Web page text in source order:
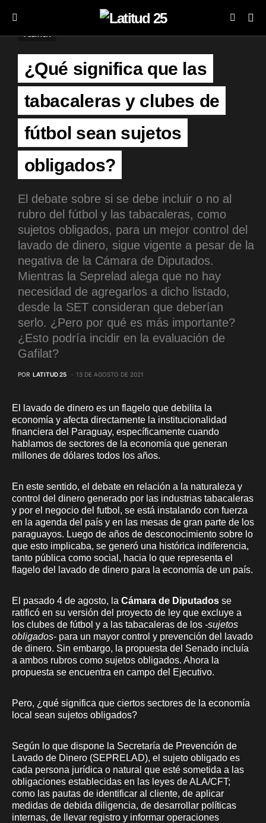
POLÍTICA
¿Qué significa que las
tabacaleras y clubes de
fútbol sean sujetos
obligados?
El debate sobre si se debe incluir o no al
rubro del fútbol y las tabacaleras, como
sujetos obligados, para un mejor control del
lavado de dinero, sigue vigente a pesar de la
negativa de la Cámara de Diputados.
Mientras la Seprelad alega que no hay
necesidad de agregarlos a dicho listado,
desde la SET consideran que deberían
serlo. ¿Pero por qué es más importante?
¿Esto podría incidir en la evaluación de
Gafilat?
POR LATITUD 25 13 DE AGOSTO DE 2021
El lavado de dinero es un flagelo que debilita la
economía y afecta directamente la institucionalidad
financiera del Paraguay, específicamente cuando
hablamos de sectores de la economía que generan
millones de dólares todos los años.
En este sentido, el debate en relación a la naturaleza y
control del dinero generado por las industrias tabacaleras
y por el negocio del futbol, se está instalando con fuerza
en la agenda del país y en las mesas de gran parte de los
paraguayos. Luego de años de desconocimiento sobre lo
que esto implicaba, se generó una histórica indiferencia,
tanto pública como social, hacia lo que representa el
flagelo del lavado de dinero para la economía de un país.
El pasado 4 de agosto, la Cámara de Diputados se
ratificó en su versión del proyecto de ley que excluye a
los clubes de fútbol y a las tabacaleras de los -sujetos
obligados- para un mayor control y prevención del lavado
de dinero. Sin embargo, la propuesta del Senado incluía
a ambos rubros como sujetos obligados. Ahora la
propuesta se encuentra en campo del Ejecutivo.
Pero, ¿qué significa que ciertos sectores de la economía
local sean sujetos obligados?
Según lo que dispone la Secretaría de Prevención de
Lavado de Dinero (SEPRELAD), el sujeto obligado es
cada persona jurídica o natural que esté sometida a las
obligaciones establecidas en las leyes de ALA/CFT;
como las pautas de identificar al cliente, de aplicar
medidas de debida diligencia, de desarrollar políticas
internas, de llevar registro y informar operaciones